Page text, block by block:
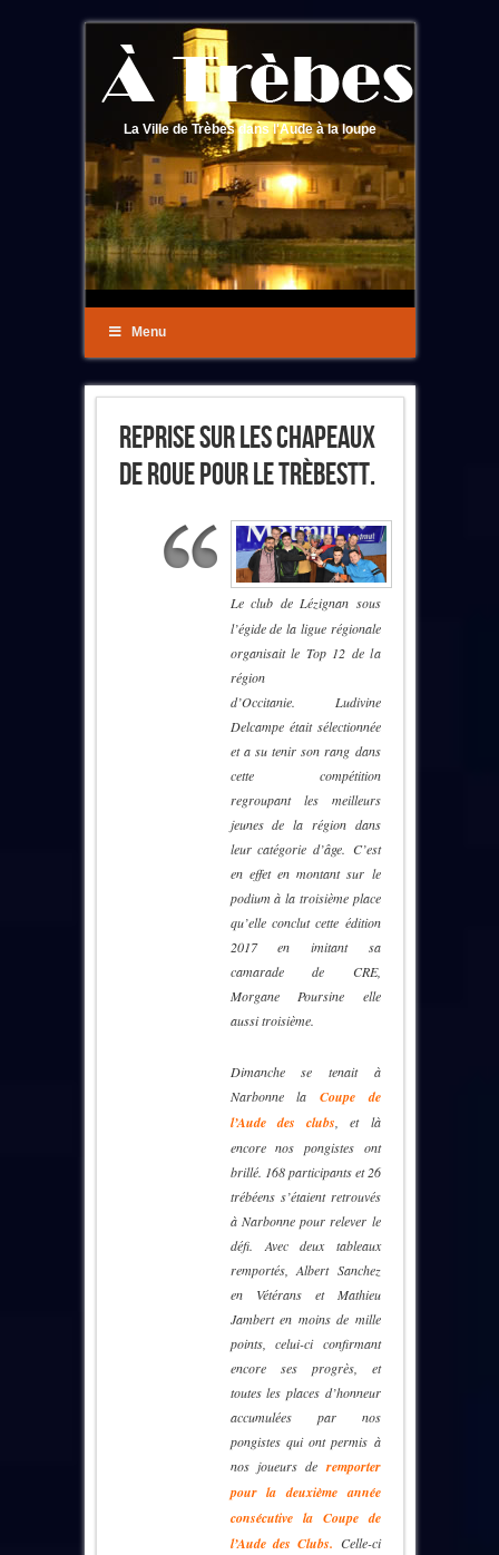
La Ville de Trèbes dans l'Aude à la loupe
Menu
Reprise Sur Les Chapeaux
De Roue Pour Le TrèbesTT.
Le club de Lézignan sous
l’égide de la ligue régionale
organisait le Top 12 de la
région
d’Occitanie. Ludivine
Delcampe était sélectionnée
et a su tenir son rang dans
cette compétition
regroupant les meilleurs
jeunes de la région dans
leur catégorie d’âge. C’est
en effet en montant sur le
podium à la troisième place
qu’elle conclut cette édition
2017 en imitant sa
camarade de CRE,
Morgane Poursine elle
aussi troisième.
Dimanche se tenait à
Narbonne la Coupe de
l’Aude des clubs, et là
encore nos pongistes ont
brillé. 168 participants et 26
trébéens s’étaient retrouvés
à Narbonne pour relever le
défi. Avec deux tableaux
remportés, Albert Sanchez
en Vétérans et Mathieu
Jambert en moins de mille
points, celui-ci confirmant
encore ses progrès, et
toutes les places d’honneur
accumulées par nos
pongistes qui ont permis à
nos joueurs deremporter
pour la deuxième année
consécutive la Coupe de
l’Aude des Clubs. Celle-ci